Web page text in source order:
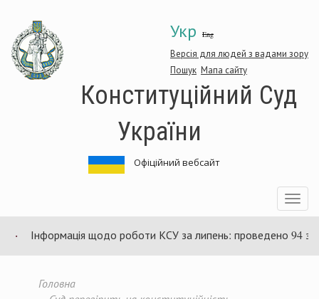
основного
матеріалу
Укр Eng
Версія для людей з вадами зору
Пошук Мапа сайту
Конституційний Суд
України
Офіційний вебсайт
Toggle
Інформація щодо роботи КСУ за липень: проведено 94
Головна